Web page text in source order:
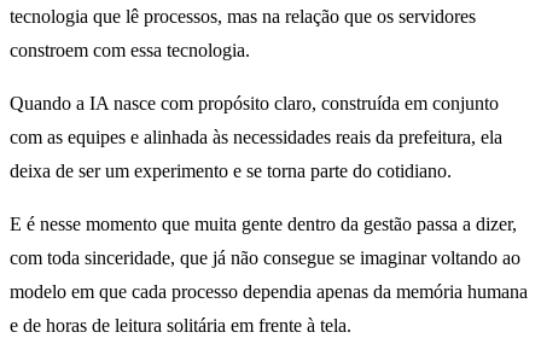
tecnologia que lê processos, mas na relação que os servidores
constroem com essa tecnologia.
Quando a IA nasce com propósito claro, construída em conjunto
com as equipes e alinhada às necessidades reais da prefeitura, ela
deixa de ser um experimento e se torna parte do cotidiano.
E é nesse momento que muita gente dentro da gestão passa a dizer,
com toda sinceridade, que já não consegue se imaginar voltando ao
modelo em que cada processo dependia apenas da memória humana
e de horas de leitura solitária em frente à tela.